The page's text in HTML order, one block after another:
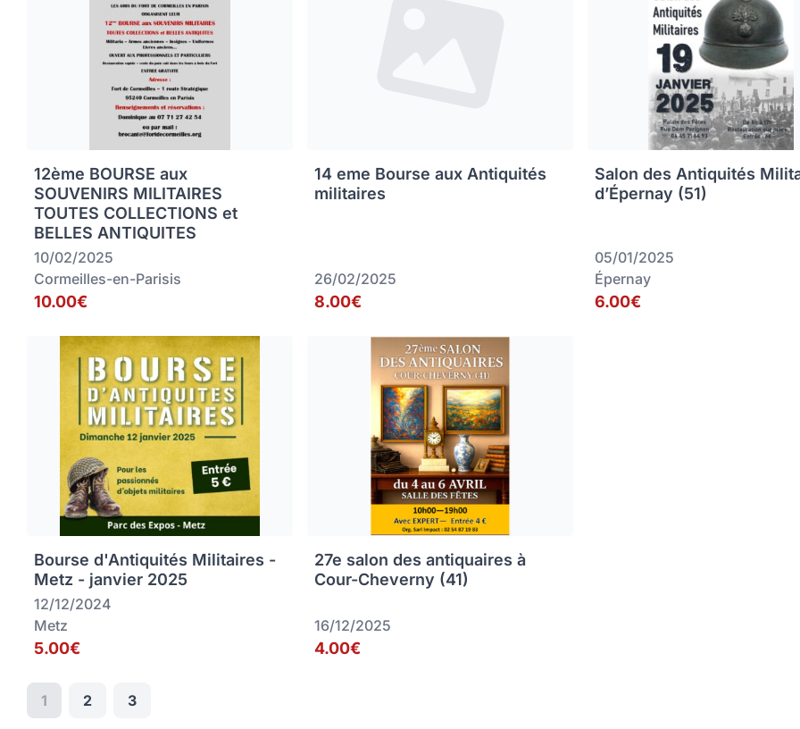
12ème BOURSE aux
SOUVENIRS MILITAIRES
TOUTES COLLECTIONS et
BELLES ANTIQUITES
10/02/2025
Cormeilles-en-Parisis
10.00€
14 eme Bourse aux Antiquités
militaires
26/02/2025
8.00€
Salon des Antiquités
d’Épernay (51)
05/01/2025
Épernay
6.00€
Bourse d'Antiquités Militaires -
Metz - janvier 2025
12/12/2024
Metz
5.00€
27e salon des antiquaires à
Cour-Cheverny (41)
16/12/2025
4.00€
1 2 3